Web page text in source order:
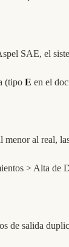
SAE, el
(tipo E en el
al real,
> Alta de
de salida